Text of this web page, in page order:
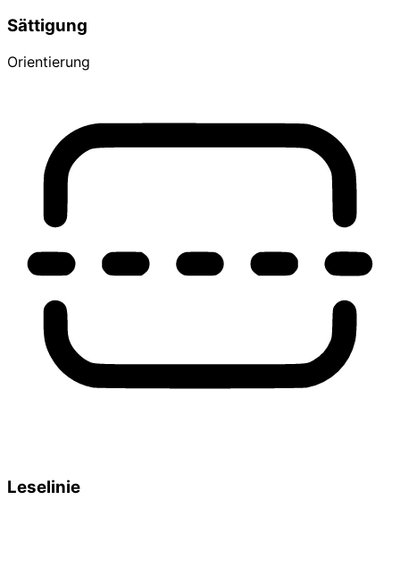
Sättigung
Orientierung
Leselinie